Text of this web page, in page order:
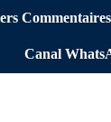
Commentaires
Canal